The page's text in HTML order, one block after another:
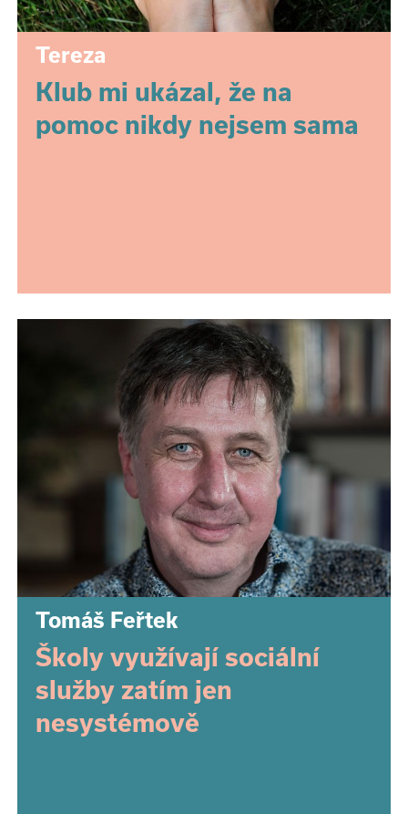
Tereza
Klub mi ukázal, že na
pomoc nikdy nejsem sama
Tomáš Feřtek
Školy využívají sociální
služby zatím jen
nesystémově